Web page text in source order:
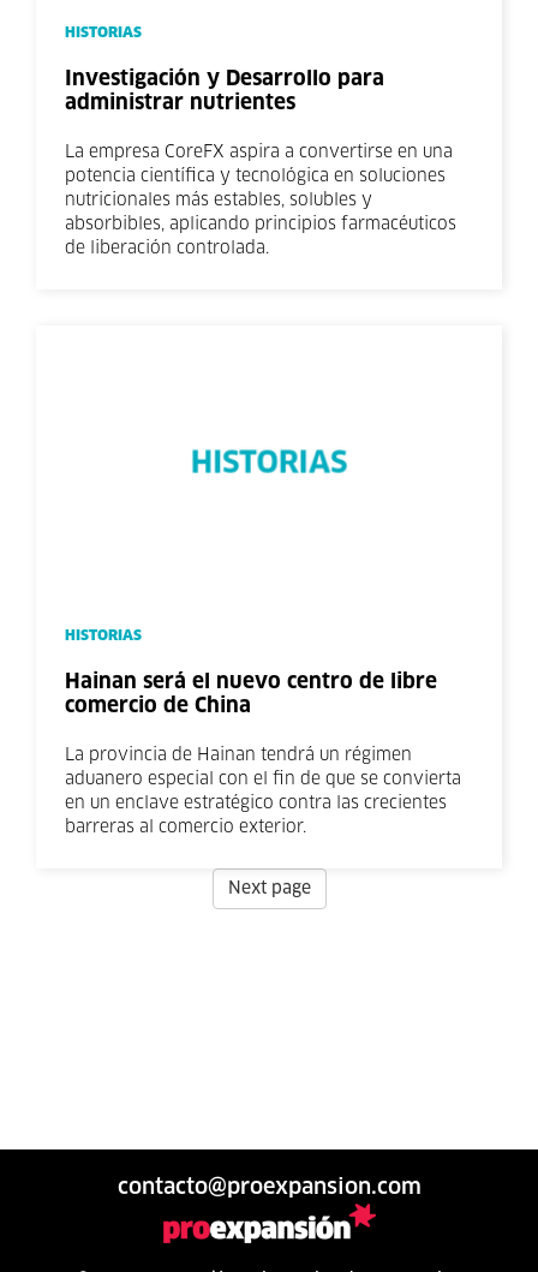
HISTORIAS
Investigación y Desarrollo para
administrar nutrientes
La empresa CoreFX aspira a convertirse en una
potencia científica y tecnológica en soluciones
nutricionales más estables, solubles y
absorbibles, aplicando principios farmacéuticos
de liberación controlada.
HISTORIAS
Hainan será el nuevo centro de libre
comercio de China
La provincia de Hainan tendrá un régimen
aduanero especial con el fin de que se convierta
en un enclave estratégico contra las crecientes
barreras al comercio exterior.
Next page
contacto@proexpansion.com